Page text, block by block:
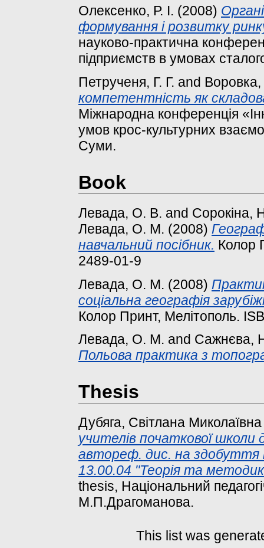
Олексенко, Р. І. (2008)
формування і розвитку
науково-практична
підприємств в умовах
Петрученя, Г. Г. and Воровка,
компетентність як
Міжнародна конференція
умов крос-культурних
Суми.
Book
Левада, О. В. and Сорокіна,
Левада, О. М. (2008)
навчальний посібник. Колор
2489-01-9
Левада, О. М. (2008)
соціальна географія
Колор Принт, Мелітополь.
Левада, О. М. and Сажнєва,
Польова практика з
Thesis
Дубяга, Світлана Миколаївна
учителів початкової школи
автореф. дис. на здобуття
13.00.04 "Теорія та
thesis, Національний
М.П.Драгоманова.
This list was